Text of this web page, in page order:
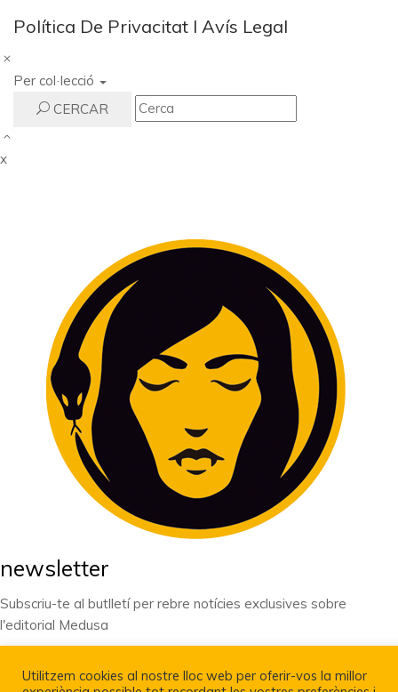
Política De Privacitat I Avís Legal
Catàleg
Per col·lecció
CERCAR
x
newsletter
Subscriu-te al butlletí per rebre notícies exclusives sobre
l'editorial Medusa
Utilitzem cookies al nostre lloc web per oferir-vos la millor